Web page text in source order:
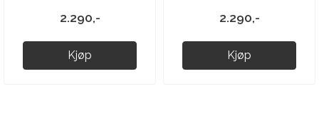
2.290,-
Kjøp
2.290,-
Kjøp